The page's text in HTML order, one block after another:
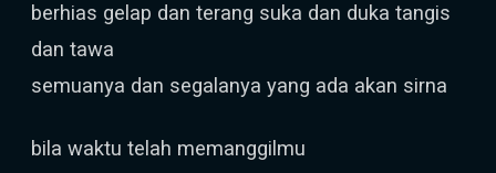
berhias gelap dan terang suka dan duka tangis
dan tawa
semuanya dan segalanya yang ada akan sirna
bila waktu telah memanggilmu